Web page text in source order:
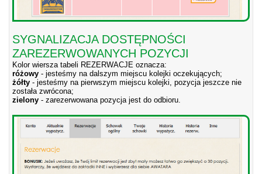
SYGNALIZACJA DOSTĘPNOŚCI
ZAREZERWOWANYCH POZYCJI
Kolor wiersza tabeli REZERWACJE oznacza:
różowy- jesteśmy na dalszym miejscu kolejki oczekujących;
żółty- jesteśmy na pierwszym miejscu kolejki, pozycja jeszcze nie
została zwrócona;
zielony- zarezerwowana pozycja jest do odbioru.